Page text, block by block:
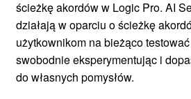
ścieżkę akordów w Logic Pro. AI
działają w oparciu o ścieżkę
użytkownikom na bieżąco
swobodnie eksperymentując i
do własnych pomysłów.